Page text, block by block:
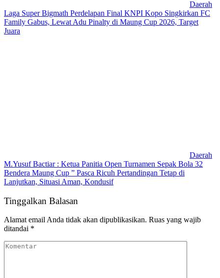
Daerah
Laga Super Bigmath Perdelapan Final KNPI Kopo Singkirkan FC
Family Gabus, Lewat Adu Pinalty di Maung Cup 2026, Target
Juara
Daerah
M.Yusuf Bactiar : Ketua Panitia Open Turnamen Sepak Bola 32
Bendera Maung Cup ” Pasca Ricuh Pertandingan Tetap di
Lanjutkan, Situasi Aman, Kondusif
Tinggalkan Balasan
Alamat email Anda tidak akan dipublikasikan. Ruas yang wajib
ditandai *